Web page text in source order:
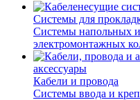
Системы для
Системы напольных
электромонтажных
аксессуары
Кабели и провода
Системы ввода и